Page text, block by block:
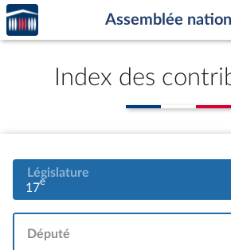
Aller au contenu
Aller en bas de la page
Accèder
à la
page
Assemblée
Index des
Législature
17e
Député